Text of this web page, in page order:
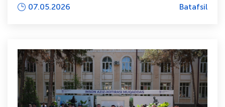
07.05.2026 Batafsil